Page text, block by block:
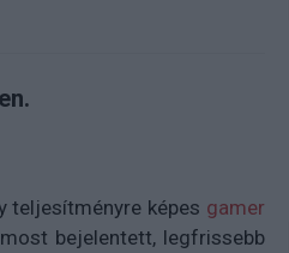
teljesítményre képes gamer
bejelentett, legfrissebb